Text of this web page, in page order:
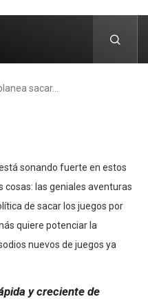
sacar…
sonando fuerte en estos
las geniales aventuras
de sacar los juegos por
quiere potenciar la
nuevos de juegos ya
y creciente de